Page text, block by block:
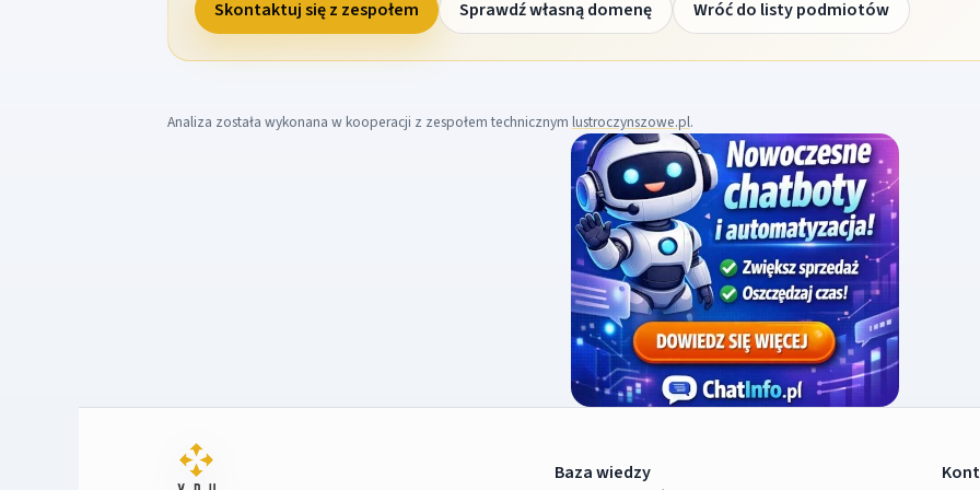
Skontaktuj się z zespołem Sprawdź własną domenę Wróć do listy podmiotów
Analiza została wykonana w kooperacji z zespołem technicznym lustroczynszowe.pl.
Baza wiedzy